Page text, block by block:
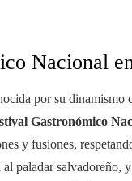
Nacional
por su dinamismo
Gastronómico
y fusiones,
paladar salvadoreño,